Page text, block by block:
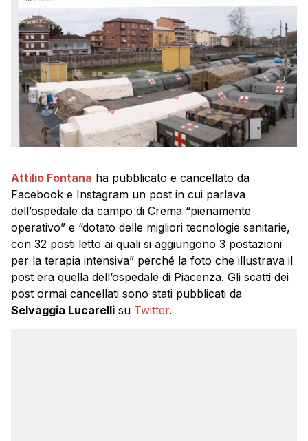
Attilio Fontana ha pubblicato e cancellato da
Facebook e Instagram un post in cui parlava
dell’ospedale da campo di Crema “pienamente
operativo” e “dotato delle migliori tecnologie sanitarie,
con 32 posti letto ai quali si aggiungono 3 postazioni
per la terapia intensiva” perché la foto che illustrava il
post era quella dell’ospedale di Piacenza. Gli scatti dei
post ormai cancellati sono stati pubblicati da
Selvaggia Lucarelli su Twitter.